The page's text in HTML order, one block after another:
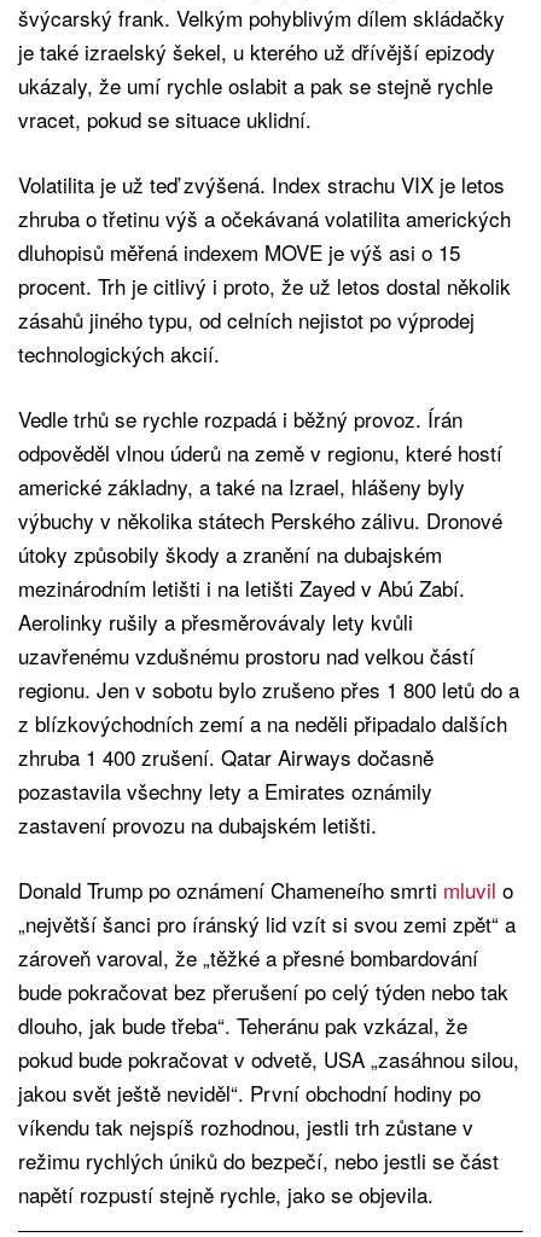
švýcarský frank. Velkým pohyblivým dílem skládačky
je také izraelský šekel, u kterého už dřívější epizody
ukázaly, že umí rychle oslabit a pak se stejně rychle
vracet, pokud se situace uklidní.
Volatilita je už teď zvýšená. Index strachu VIX je letos
zhruba o třetinu výš a očekávaná volatilita amerických
dluhopisů měřená indexem MOVE je výš asi o 15
procent. Trh je citlivý i proto, že už letos dostal několik
zásahů jiného typu, od celních nejistot po výprodej
technologických akcií.
Vedle trhů se rychle rozpadá i běžný provoz. Írán
odpověděl vlnou úderů na země v regionu, které hostí
americké základny, a také na Izrael, hlášeny byly
výbuchy v několika státech Perského zálivu. Dronové
útoky způsobily škody a zranění na dubajském
mezinárodním letišti i na letišti Zayed v Abú Zabí.
Aerolinky rušily a přesměrovávaly lety kvůli
uzavřenému vzdušnému prostoru nad velkou částí
regionu. Jen v sobotu bylo zrušeno přes 1 800 letů do a
z blízkovýchodních zemí a na neděli připadalo dalších
zhruba 1 400 zrušení. Qatar Airways dočasně
pozastavila všechny lety a Emirates oznámily
zastavení provozu na dubajském letišti.
Donald Trump po oznámení Chameneího smrti mluvil o
„největší šanci pro íránský lid vzít si svou zemi zpět“ a
zároveň varoval, že „těžké a přesné bombardování
bude pokračovat bez přerušení po celý týden nebo tak
dlouho, jak bude třeba“. Teheránu pak vzkázal, že
pokud bude pokračovat v odvetě, USA „zasáhnou silou,
jakou svět ještě neviděl“. První obchodní hodiny po
víkendu tak nejspíš rozhodnou, jestli trh zůstane v
režimu rychlých úniků do bezpečí, nebo jestli se část
napětí rozpustí stejně rychle, jako se objevila.